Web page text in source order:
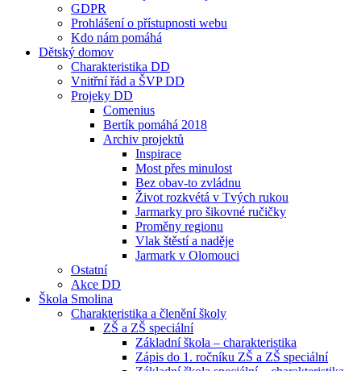
GDPR
Prohlášení o přístupnosti webu
Kdo nám pomáhá
Dětský domov
Charakteristika DD
Vnitřní řád a ŠVP DD
Projeky DD
Comenius
Bertík pomáhá 2018
Archiv projektů
Inspirace
Most přes minulost
Bez obav-to zvládnu
Život rozkvétá v Tvých rukou
Jarmarky pro šikovné ručičky
Proměny regionu
Vlak štěstí a naděje
Jarmark v Olomouci
Ostatní
Akce DD
Škola Smolina
Charakteristika a členění školy
ZŠ a ZŠ speciální
Základní škola – charakteristika
Zápis do 1. ročníku ZŠ a ZŠ speciální